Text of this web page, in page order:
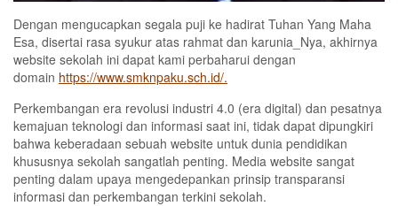
Dengan mengucapkan segala puji ke hadirat Tuhan Yang Maha
Esa, disertai rasa syukur atas rahmat dan karunia_Nya, akhirnya
website sekolah ini dapat kami perbaharui dengan
domain https://www.smknpaku.sch.id/.
Perkembangan era revolusi industri 4.0 (era digital) dan pesatnya
kemajuan teknologi dan informasi saat ini, tidak dapat dipungkiri
bahwa keberadaan sebuah website untuk dunia pendidikan
khususnya sekolah sangatlah penting. Media website sangat
penting dalam upaya mengedepankan prinsip transparansi
informasi dan perkembangan terkini sekolah.